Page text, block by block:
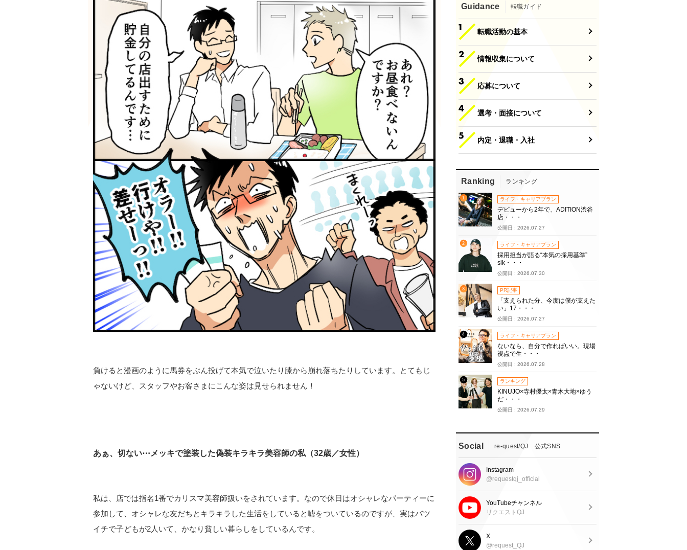
負けると漫画のように馬券をぶん投げて本気で泣いたり膝から崩れ落ちたりしています。とてもじ
ゃないけど、スタッフやお客さまにこんな姿は見せられません！
あぁ、切ない⋯メッキで塗装した偽装キラキラ美容師の私（32歳／女性）
私は、店では指名1番でカリスマ美容師扱いをされています。なので休日はオシャレなパーティーに
参加して、オシャレな友だちとキラキラした生活をしていると嘘をついているのですが、実はバツ
イチで子どもが2人いて、かなり貧しい暮らしをしているんです。
Guidance 転職ガイド
転職活動の基本
情報収集について
応募について
選考・面接について
内定・退職・入社
Ranking ランキング
1 ライフ・キャリアプラン
デビューから2年で、ADITION渋谷
店・・・
公開日 : 2026.07.27
2 ライフ・キャリアプラン
採用担当が語る“本気の採用基準”
sik・・・
公開日 : 2026.07.30
3 PR記事
「支えられた分、今度は僕が支えた
い」17・・・
公開日 : 2026.07.27
4 ライフ・キャリアプラン
ないなら、自分で作ればいい。現場
視点で生・・・
公開日 : 2026.07.28
5 ランキング
KINUJO×寺村優太×青木大地×ゆう
だ・・・
公開日 : 2026.07.29
Social re-quest/QJ 公式SNS
Instagram
@requestqj_official
YouTubeチャンネル
リクエストQJ
X
@request_QJ